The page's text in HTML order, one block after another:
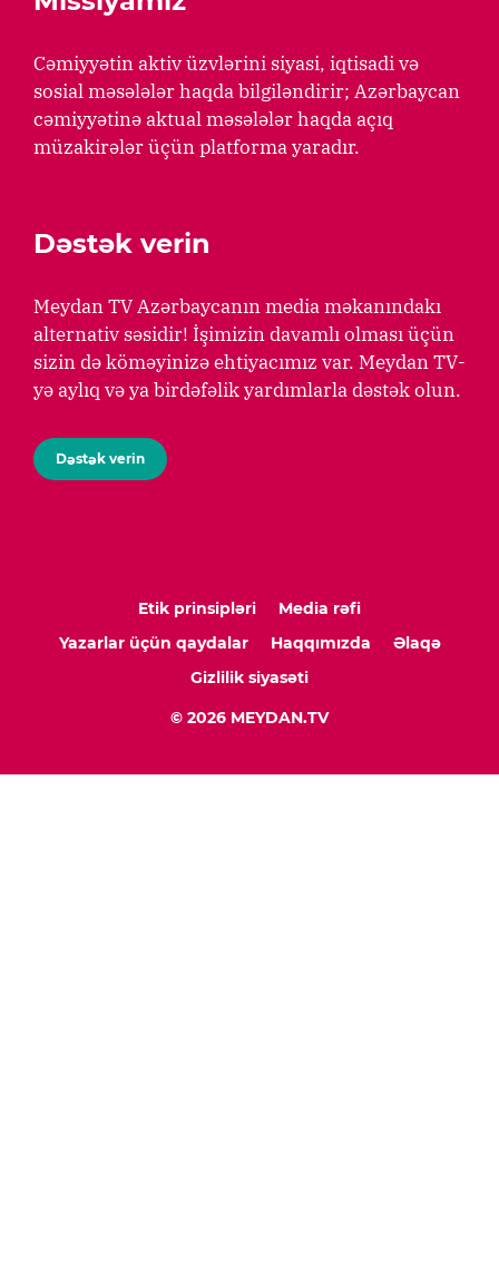
Cəmiyyətin aktiv üzvlərini siyasi, iqtisadi və
sosial məsələlər haqda bilgiləndirir; Azərbaycan
cəmiyyətinə aktual məsələlər haqda açıq
müzakirələr üçün platforma yaradır.
Dəstək verin
Meydan TV Azərbaycanın media məkanındakı
alternativ səsidir! İşimizin davamlı olması üçün
sizin də köməyinizə ehtiyacımız var. Meydan TV-
yə aylıq və ya birdəfəlik yardımlarla dəstək olun.
Dəstək verin
Etik prinsipləri
Media rəfi
Yazarlar üçün qaydalar
Haqqımızda
Əlaqə
Gizlilik siyasəti
© 2026 MEYDAN.TV